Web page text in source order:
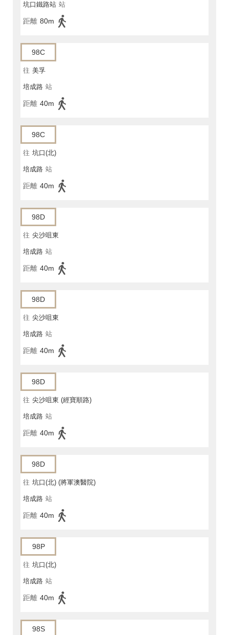
坑口鐵路站 站
距離 80m
98C
往 美孚
培成路 站
距離 40m
98C
往 坑口(北)
培成路 站
距離 40m
98D
往 尖沙咀東
培成路 站
距離 40m
98D
往 尖沙咀東
培成路 站
距離 40m
98D
往 尖沙咀東 (經寶順路)
培成路 站
距離 40m
98D
往 坑口(北) (將軍澳醫院)
培成路 站
距離 40m
98P
往 坑口(北)
培成路 站
距離 40m
98S